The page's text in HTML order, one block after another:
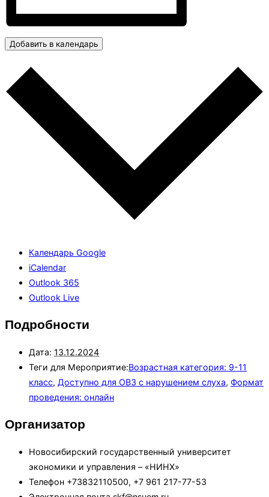
Добавить в календарь
Календарь Google
iCalendar
Outlook 365
Outlook Live
Подробности
Дата: 13.12.2024
Теги для Мероприятие:Возрастная категория: 9-11
класс, Доступно для ОВЗ с нарушением слуха, Формат
проведения: онлайн
Организатор
Новосибирский государственный университет
экономики и управления – «НИНХ»
Телефон +73832110500, +7 961 217-77-53